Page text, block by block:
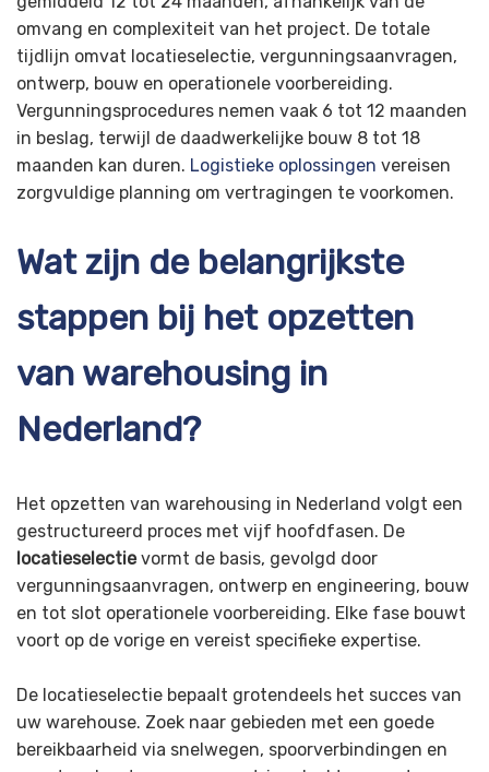
omvang en complexiteit van het project. De totale
tijdlijn omvat locatieselectie, vergunningsaanvragen,
ontwerp, bouw en operationele voorbereiding.
Vergunningsprocedures nemen vaak 6 tot 12 maanden
in beslag, terwijl de daadwerkelijke bouw 8 tot 18
maanden kan duren. Logistieke oplossingen vereisen
zorgvuldige planning om vertragingen te voorkomen.
Wat zijn de belangrijkste
stappen bij het opzetten
van warehousing in
Nederland?
Het opzetten van warehousing in Nederland volgt een
gestructureerd proces met vijf hoofdfasen. De
locatieselectievormt de basis, gevolgd door
vergunningsaanvragen, ontwerp en engineering, bouw
en tot slot operationele voorbereiding. Elke fase bouwt
voort op de vorige en vereist specifieke expertise.
De locatieselectie bepaalt grotendeels het succes van
uw warehouse. Zoek naar gebieden met een goede
bereikbaarheid via snelwegen, spoorverbindingen en